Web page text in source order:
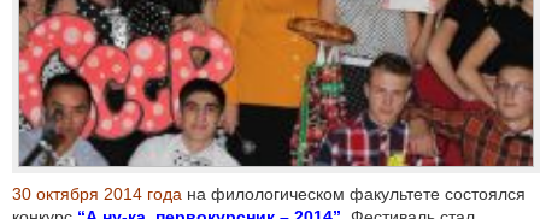
30 октября 2014 года на филологическом факультете состоялся